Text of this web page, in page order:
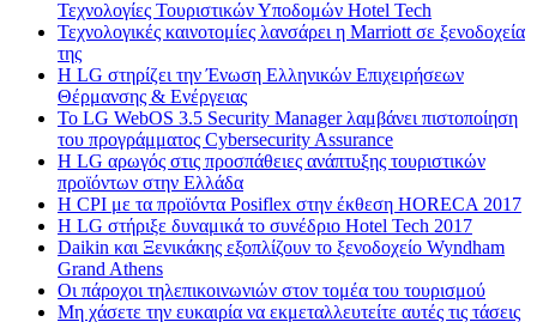
Τεχνολογίες Τουριστικών Υποδομών Hotel Tech
Τεχνολογικές καινοτομίες λανσάρει η Marriott σε ξενοδοχεία
της
H LG στηρίζει την Ένωση Ελληνικών Επιχειρήσεων
Θέρμανσης & Ενέργειας
Το LG WebOS 3.5 Security Manager λαμβάνει πιστοποίηση
του προγράμματος Cybersecurity Assurance
Η LG αρωγός στις προσπάθειες ανάπτυξης τουριστικών
προϊόντων στην Ελλάδα
Η CPI με τα προϊόντα Posiflex στην έκθεση HORECA 2017
H LG στήριξε δυναμικά το συνέδριο Hotel Tech 2017
Daikin και Ξενικάκης εξοπλίζουν το ξενοδοχείο Wyndham
Grand Athens
Οι πάροχοι τηλεπικοινωνιών στον τομέα του τουρισμού
Μη χάσετε την ευκαιρία να εκμεταλλευτείτε αυτές τις τάσεις